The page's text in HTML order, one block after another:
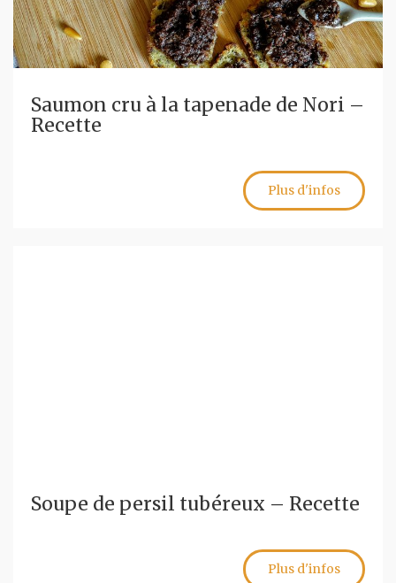
Saumon cru à la tapenade de Nori –
Recette
Plus d'infos
Soupe de persil tubéreux – Recette
Plus d'infos